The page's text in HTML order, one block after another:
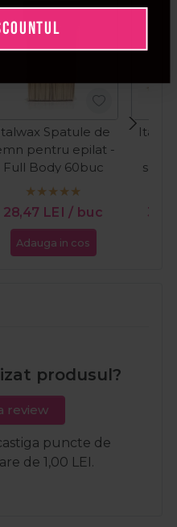
Spatule de
pentru epilat -
Full Body 60buc
28,47 LEI / buc
Adauga in cos
produsul?
review
puncte de
de 1,00 LEI.